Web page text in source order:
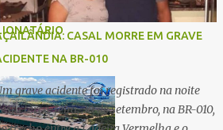
DE PRISÃO EM
convite de um amigo para ir a uma festa.
chegar ao local, percebeu que o ex
também estava presente, mas permaneceu
durante todo o evento. O ataque
quando Karine retornava para
por volta das 5h40 da manhã.
cheguei, ele estava escondido.
CASAL MORRE EM GRAVE
NA BR-010
grave acidente foi registrado na noite
terça-feira, 30 de setembro, na BR-010,